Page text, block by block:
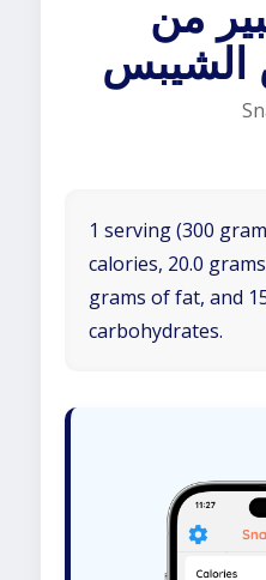
من
الشيبس
1 serving (300
calories, 20.0
grams of fat, and
carbohydrates.